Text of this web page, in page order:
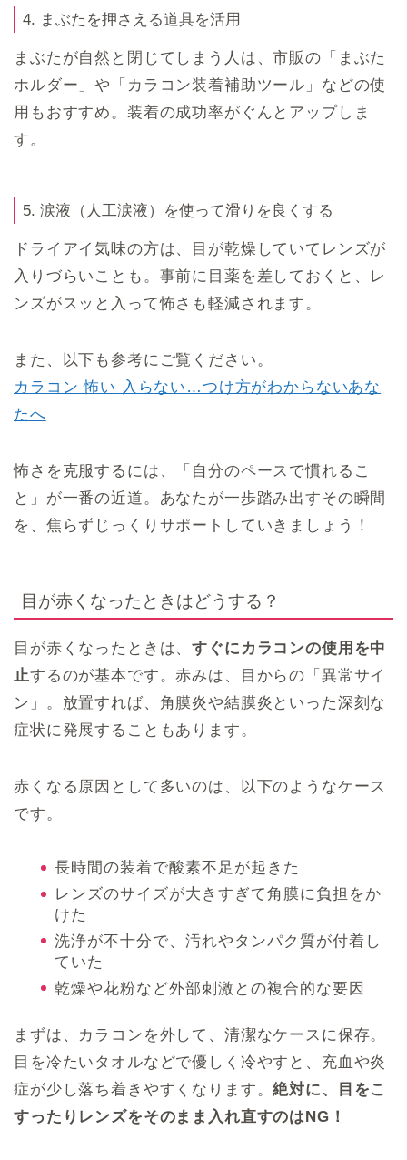
4. まぶたを押さえる道具を活用
まぶたが自然と閉じてしまう人は、市販の「まぶた
ホルダー」や「カラコン装着補助ツール」などの使
用もおすすめ。装着の成功率がぐんとアップしま
す。
5. 涙液（人工涙液）を使って滑りを良くする
ドライアイ気味の方は、目が乾燥していてレンズが
入りづらいことも。事前に目薬を差しておくと、レ
ンズがスッと入って怖さも軽減されます。
また、以下も参考にご覧ください。
カラコン 怖い 入らない…つけ方がわからないあな
たへ
怖さを克服するには、「自分のペースで慣れるこ
と」が一番の近道。あなたが一歩踏み出すその瞬間
を、焦らずじっくりサポートしていきましょう！
目が赤くなったときはどうする？
目が赤くなったときは、すぐにカラコンの使用を中
止するのが基本です。赤みは、目からの「異常サイ
ン」。放置すれば、角膜炎や結膜炎といった深刻な
症状に発展することもあります。
赤くなる原因として多いのは、以下のようなケース
です。
長時間の装着で酸素不足が起きた
レンズのサイズが大きすぎて角膜に負担をか
けた
洗浄が不十分で、汚れやタンパク質が付着し
ていた
乾燥や花粉など外部刺激との複合的な要因
まずは、カラコンを外して、清潔なケースに保存。
目を冷たいタオルなどで優しく冷やすと、充血や炎
症が少し落ち着きやすくなります。絶対に、目をこ
すったりレンズをそのまま入れ直すのはNG！